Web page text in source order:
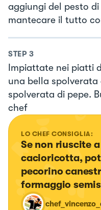
aggiungi del pesto
mantecare il tutto
STEP 3
Impiattate nei piatti
una bella
spolverata di pepe.
chef
LO CHEF CONSIGLIA:
Se non riuscite
cacioricotta,
pecorino
formaggio